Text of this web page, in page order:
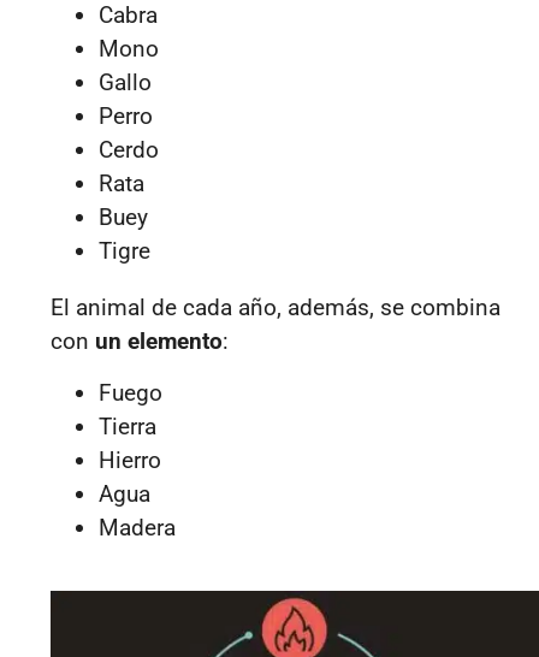
Cabra
Mono
Gallo
Perro
Cerdo
Rata
Buey
Tigre
El animal de cada año, además, se combina
con un elemento:
Fuego
Tierra
Hierro
Agua
Madera